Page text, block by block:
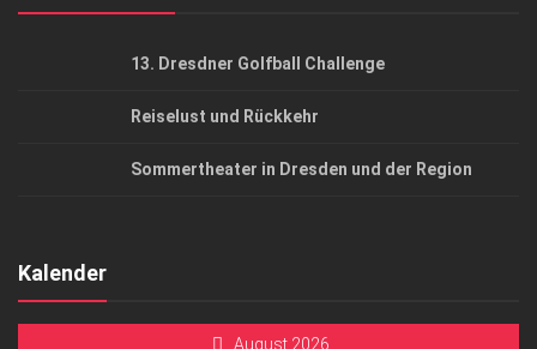
13. Dresdner Golfball Challenge
Reiselust und Rückkehr
Sommertheater in Dresden und der Region
Kalender
August 2026